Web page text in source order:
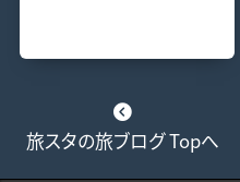
旅スタの旅ブログ Topへ